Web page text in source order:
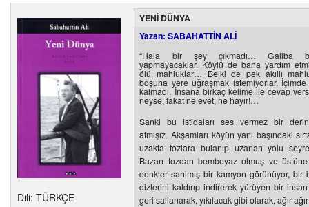
Dili: TÜRKÇE
YENİ DÜNYA
Yazan: SABAHATTİN ALİ
“Hala bir şey çıkmadı… Galiba
yapmayacaklar. Köylü de bana yardım
ölü mahluklar… Belki de pek akıllı
boşuna yere uğraşmak istemiyorlar.
kalmadı. İnsana birkaç kelime ile cevap
neyse, fakat ne evet, ne hayır!…
Sanki bu istidaları ses vermez bir
atmışız. Akşamları köyün yanı başındaki
uzakta tozlara bulanıp uzanan yolu
Bazan tozdan bembeyaz olmuş ve
denkler sarılmış bir kamyon görünüyor, bir
dizlerini kaldırıp indirerek yürüyen bir
geri sallanarak, yıkılacak gibi olarak, ağır